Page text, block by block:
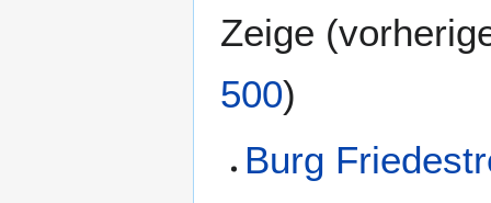
Zeige (
500)
Burg